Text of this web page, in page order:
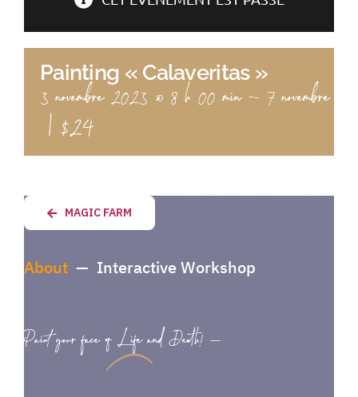
Painting « Calaveritas »
3 novembre 2023 @ 8 h 00 min-7 novembre
|$24
MAGIC FARM
About— Interactive Workshop
Paint your face ofLifeand Death! —